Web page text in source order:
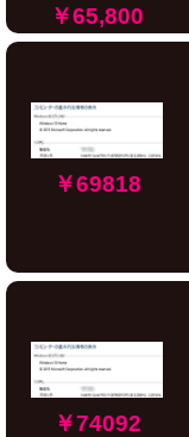
￥65,800
￥69818
￥74092